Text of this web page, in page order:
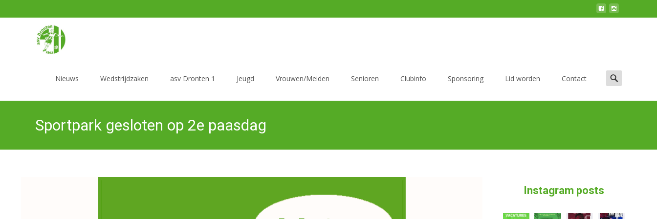
naar
inhoud
Nieuws Wedstrijdzaken asv Dronten 1 Jeugd Vrouwen/Meiden Senioren Clubinfo Sponsoring Lid worden Contact
Zoek
naar:
Sportpark gesloten op 2e paasdag
Instagram posts